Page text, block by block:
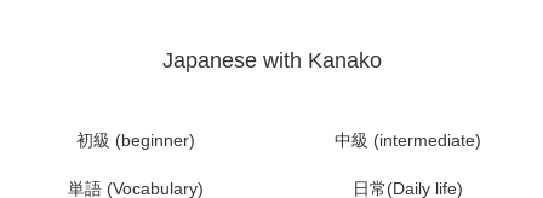
Japanese with Kanako
初級 (beginner) 中級 (intermediate)
単語 (Vocabulary) 日常(Daily life)